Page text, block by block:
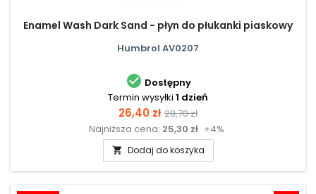
Enamel Wash Dark Sand - płyn do płukanki piaskowy
Humbrol AV0207
 Dostępny
Termin wysyłki 1 dzień
Cena
26,40 zł Cena
podstawowa
28,70 zł
Najniższa cena: 25,30 zł +4%
 Dodaj do koszyka